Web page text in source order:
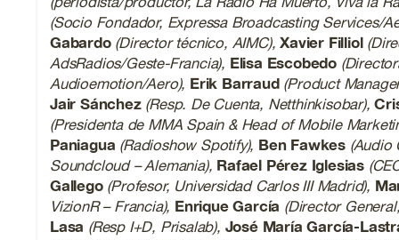
(Socio Fondador, Expressa Broadcasting Services/
Gabardo(Director técnico, AIMC),Xavier Filliol
AdsRadios/Geste-Francia), Elisa Escobedo
Audioemotion/Aero), Erik Barraud(Product
Jair Sánchez(Resp. De Cuenta, Netthinkisobar),
(Presidenta de MMA Spain & Head of Mobile
Paniagua (Radioshow Spotify), Ben Fawkes (Audio
Soundcloud – Alemania), Rafael Pérez Iglesias
Gallego(Profesor, Universidad Carlos III Madrid),
VizionR – Francia), Enrique García (Director
Lasa (Resp I+D, Prisalab), José María García-